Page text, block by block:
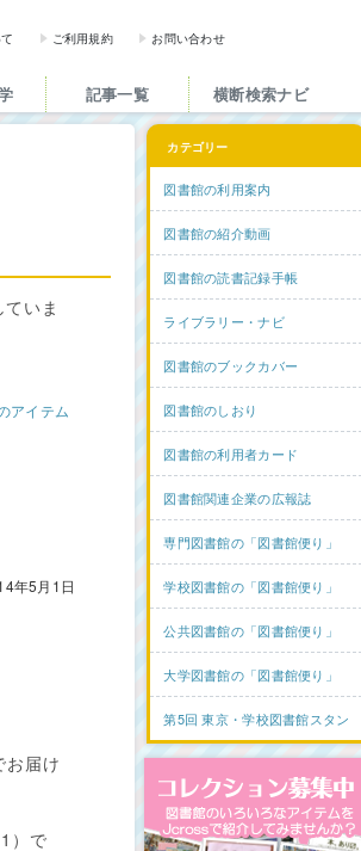
館と図書館にか
ご利用規約 お問い合わせ
記事一覧 横断検索ナビ
いま
アイテム
年5月1日
お届け
）で
カテゴリー
図書館の利用案内
図書館の紹介動画
図書館の読書記録手帳
ライブラリー・ナビ
図書館のブックカバー
図書館のしおり
図書館の利用者カード
図書館関連企業の広報誌
専門図書館の「図書館便り」
学校図書館の「図書館便り」
公共図書館の「図書館便り」
大学図書館の「図書館便り」
第5回 東京・学校図書館スタンプ